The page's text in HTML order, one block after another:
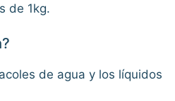
de 1kg.
de agua y los líquidos